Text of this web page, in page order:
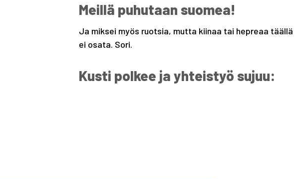
Meillä puhutaan suomea!
Ja miksei myös ruotsia, mutta kiinaa tai hepreaa täällä
ei osata. Sori.
Kusti polkee ja yhteistyö sujuu: